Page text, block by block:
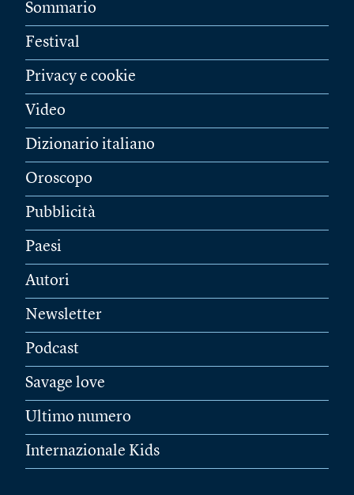
Sommario
Festival
Privacy e cookie
Video
Dizionario italiano
Oroscopo
Pubblicità
Paesi
Autori
Newsletter
Podcast
Savage love
Ultimo numero
Internazionale Kids